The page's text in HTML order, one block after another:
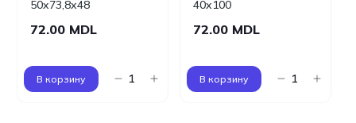
50x73,8x48
72.00 MDL
В корзину
40x100
72.00 MDL
В корзину